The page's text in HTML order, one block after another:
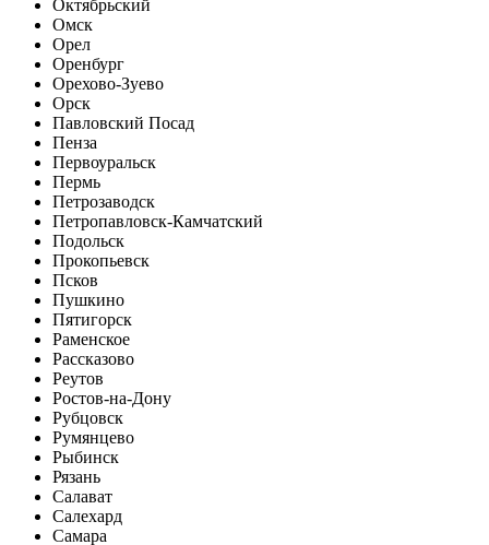
Октябрьский
Омск
Орел
Оренбург
Орехово-Зуево
Орск
Павловский Посад
Пенза
Первоуральск
Пермь
Петрозаводск
Петропавловск-Камчатский
Подольск
Прокопьевск
Псков
Пушкино
Пятигорск
Раменское
Рассказово
Реутов
Ростов-на-Дону
Рубцовск
Румянцево
Рыбинск
Рязань
Салават
Салехард
Самара